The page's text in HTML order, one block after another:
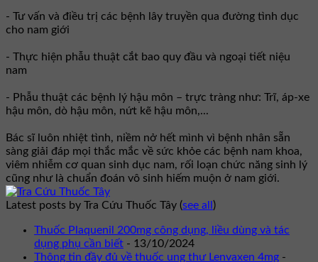
- Tư vấn và điều trị các bệnh lây truyền qua đường tình dục
cho nam giới
- Thực hiện phẫu thuật cắt bao quy đầu và ngoại tiết niệu
nam
- Phẫu thuật các bệnh lý hậu môn – trực tràng như: Trĩ, áp-xe
hậu môn, dò hậu môn, nứt kẽ hậu môn,...
Bác sĩ luôn nhiệt tình, niềm nở hết mình vì bệnh nhân sẵn
sàng giải đáp mọi thắc mắc về sức khỏe các bệnh nam khoa,
viêm nhiễm cơ quan sinh dục nam, rối loạn chức năng sinh lý
cũng như là chuẩn đoán vô sinh hiếm muộn ở nam giới.
Latest posts by Tra Cứu Thuốc Tây (see all )
Thuốc Plaquenil 200mg công dụng, liều dùng và tác
dụng phụ cần biết - 13/10/2024
Thông tin đầy đủ về thuốc ung thư Lenvaxen 4mg -